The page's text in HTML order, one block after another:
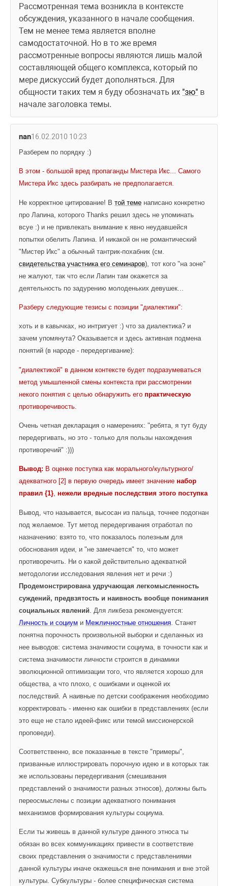
Рассмотренная тема возникла в контексте
обсуждения, указанного в начале сообщения.
Тем не менее тема является вполне
самодостаточной. Но в то же время
рассмотренные вопросы являются лишь малой
составляющей общего комплекса, который по
мере дискуссий будет дополняться. Для
общности таких тем я буду обозначать их "зю" в
начале заголовка темы.
nan16.02.2010 10:23
Разберем по порядку :)
В этом - большой вред пропаганды Мистера Икс... Самого
Мистера Икс здесь разбирать не предполагается.
Не корректное цитирование! В той теме написано конкретно
про Лапина, которого Thanks решил здесь не упоминать
всуе :) и не привлекать внимание к явно неудавшейся
попытки обелить Лапина. И никакой он не романтический
свидетельства участника его семинаров), тот кого "на зоне"
не жалуют, так что если Лапин там окажется за
деятельность по задурению молоденьких девушек...
Разберу следующие тезисы с позиции "диалектики":
хоть и в кавычках, но интригует :) что за диалектика? и
зачем упомянута? Оказывается и здесь активная подмена
понятий (в народе - передергивание):
"диалектикой" в данном контексте будет подразумеваться
метод умышленной смены контекста при рассмотрении
некого понятия с целью обнаружить его практическую
противоречивость.
Очень четная декларация о намерениях: "ребята, я тут буду
передергивать, но это - только для пользы нахождения
противоречий" :)))
Вывод: В оценке поступка как морального/культурного/
адекватного [2] в первую очередь имеет значение набор
правил {1}, нежели вредные последствия этого поступка
Вывод, что называется, высосан из пальца, точнее подогнан
под желаемое. Тут метод передергивания отработал по
назначению: взято то, что показалось полезным для
обоснования идеи, и "не замечается" то, что может
противоречить. Ни о какой действительно адекватной
Продемонстрирована удручающая легкомысленность
суждений, предвзятость и наивность вообще понимания
социальных явлений
Личность и социум и Межличностные отношения . Станет
понятна порочность произвольной выборки и сделанных из
нее выводов: система значимости социума, в точности как и
система значимости личности строится в динамики
эволюционной оптимизации того, что является хорошо для
общества, а что плохо, с ошибками и оценкой их
последствий. А наивные по детски соображения необходимо
корректировать - именно как ошибки в представлениях (если
это еще не стало идеей-фикс или темой миссионерской
проповеди).
Соответственно, все показанные в тексте "примеры",
призванные иллюстрировать порочную идею и в которых так
же использованы передергивания (смешивания
представлений о значимости разных этносов), должны быть
переосмыслены с позиции адекватного понимания
механизмов формирования культуры социума.
Если ты живешь в данной культуре данного этноса ты
обязан во всех коммуникациях привести в соответствие
своих представления о значимости с представлениями
данной культуры иначе окажешься вне понимания и вне этой
культуры. Субкультуры - более специфическая система